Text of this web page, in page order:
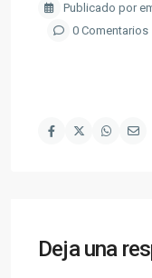
Publicado por
0 Comentarios
Deja una